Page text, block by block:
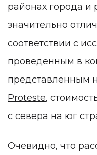
районах города и
значительно
соответствии с
проведенным в
представленным
Proteste,
с севера на юг
Очевидно, что